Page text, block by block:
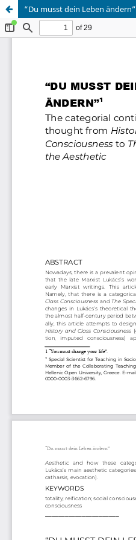
“Du musst dein Leben ändern”